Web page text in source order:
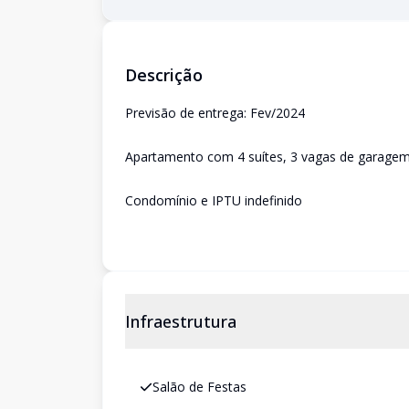
Descrição
Previsão de entrega: Fev/2024
Apartamento com 4 suítes, 3 vagas de
Condomínio e IPTU indefinido
Infraestrutura
Salão de Festas